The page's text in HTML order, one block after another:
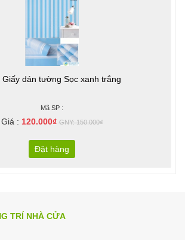
Giấy dán tường Sọc xanh trắng
Mã SP :
Giá : 120.000₫GNY: 150.000₫
Đặt hàng
TRÍ NHÀ CỬA